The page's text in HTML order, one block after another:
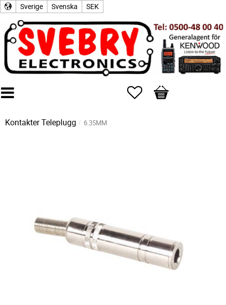
Sverige Svenska SEK
Favoriter
Kundvagn
KontakterTeleplugg 6.35MM